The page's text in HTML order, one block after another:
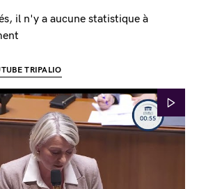
il n'y a aucune statistique à
TRIPALIO